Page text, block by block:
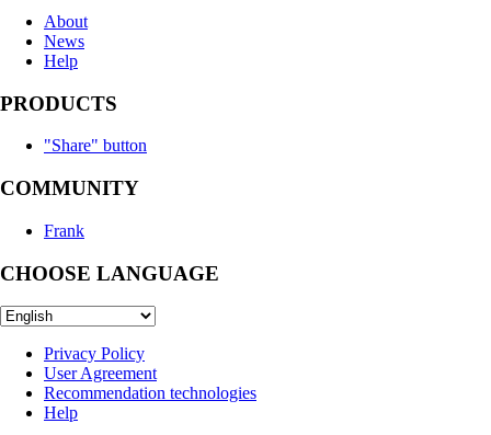
About
News
Help
PRODUCTS
"Share" button
COMMUNITY
Frank
CHOOSE LANGUAGE
Privacy Policy
User Agreement
Recommendation technologies
Help